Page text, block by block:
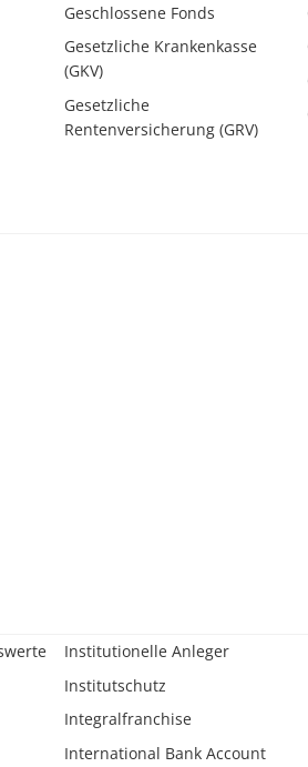
Geschlossene Fonds
Gesetzliche Krankenkasse
(GKV)
Gesetzliche
Rentenversicherung (GRV)
Institutionelle Anleger
Institutschutz
Integralfranchise
International Bank Account